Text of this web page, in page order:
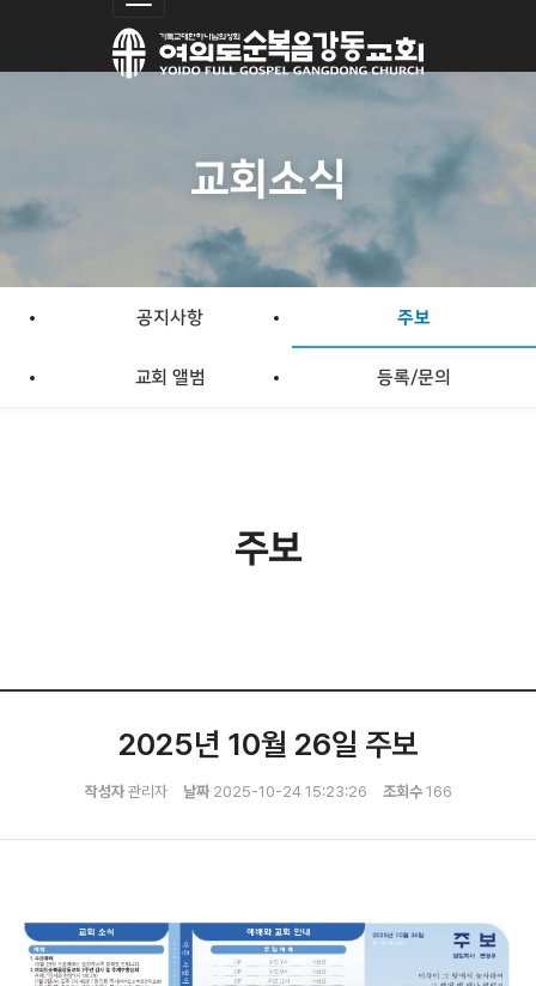
교회소식
공지사항 주보
교회 앨범 등록/문의
주보
2025년 10월 26일 주보
작성자관리자 날짜2025-10-24 15:23:26 조회수166
close
비밀번호 입력
닫기
close
비밀번호 입력
닫기